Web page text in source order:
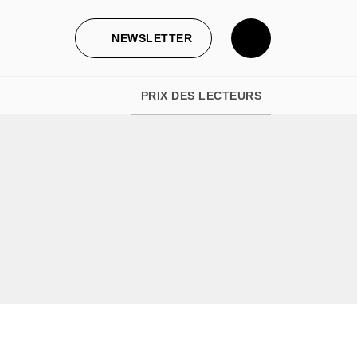
NEWSLETTER
PRIX DES LECTEURS